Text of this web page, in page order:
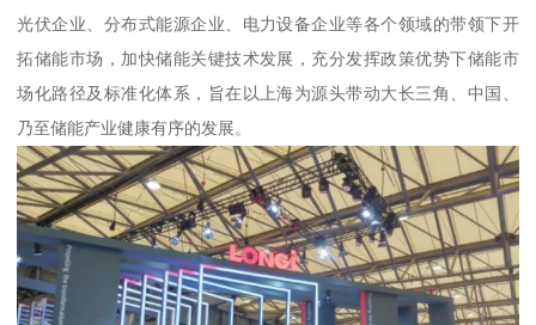
光伏企业、分布式能源企业、电力设备企业等各个领域的带领下开
拓储能市场，加快储能关键技术发展，充分发挥政策优势下储能市
场化路径及标准化体系，旨在以上海为源头带动大长三角、中国、
乃至储能产业健康有序的发展。